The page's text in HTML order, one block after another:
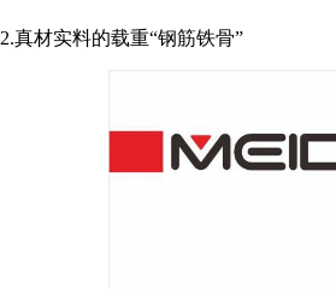
2.真材实料的载重“钢筋铁骨”